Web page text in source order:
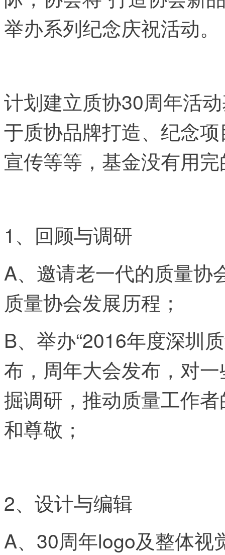
举办系列纪念庆祝活动。
计划建立质协30周年活
于质协品牌打造、纪念
宣传等等，基金没有用
1、回顾与调研
A、邀请老一代的质量协
质量协会发展历程；
B、举办“2016年度深圳
布，周年大会发布，对
掘调研，推动质量工作
和尊敬；
2、设计与编辑
A、30周年logo及整体视